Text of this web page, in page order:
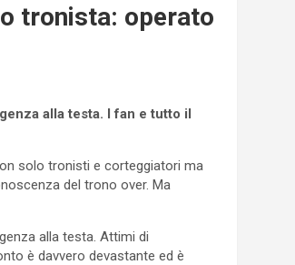
tronista: operato
alla testa. I fan e tutto il
solo tronisti e corteggiatori ma
del trono over. Ma
alla testa. Attimi di
è davvero devastante ed è